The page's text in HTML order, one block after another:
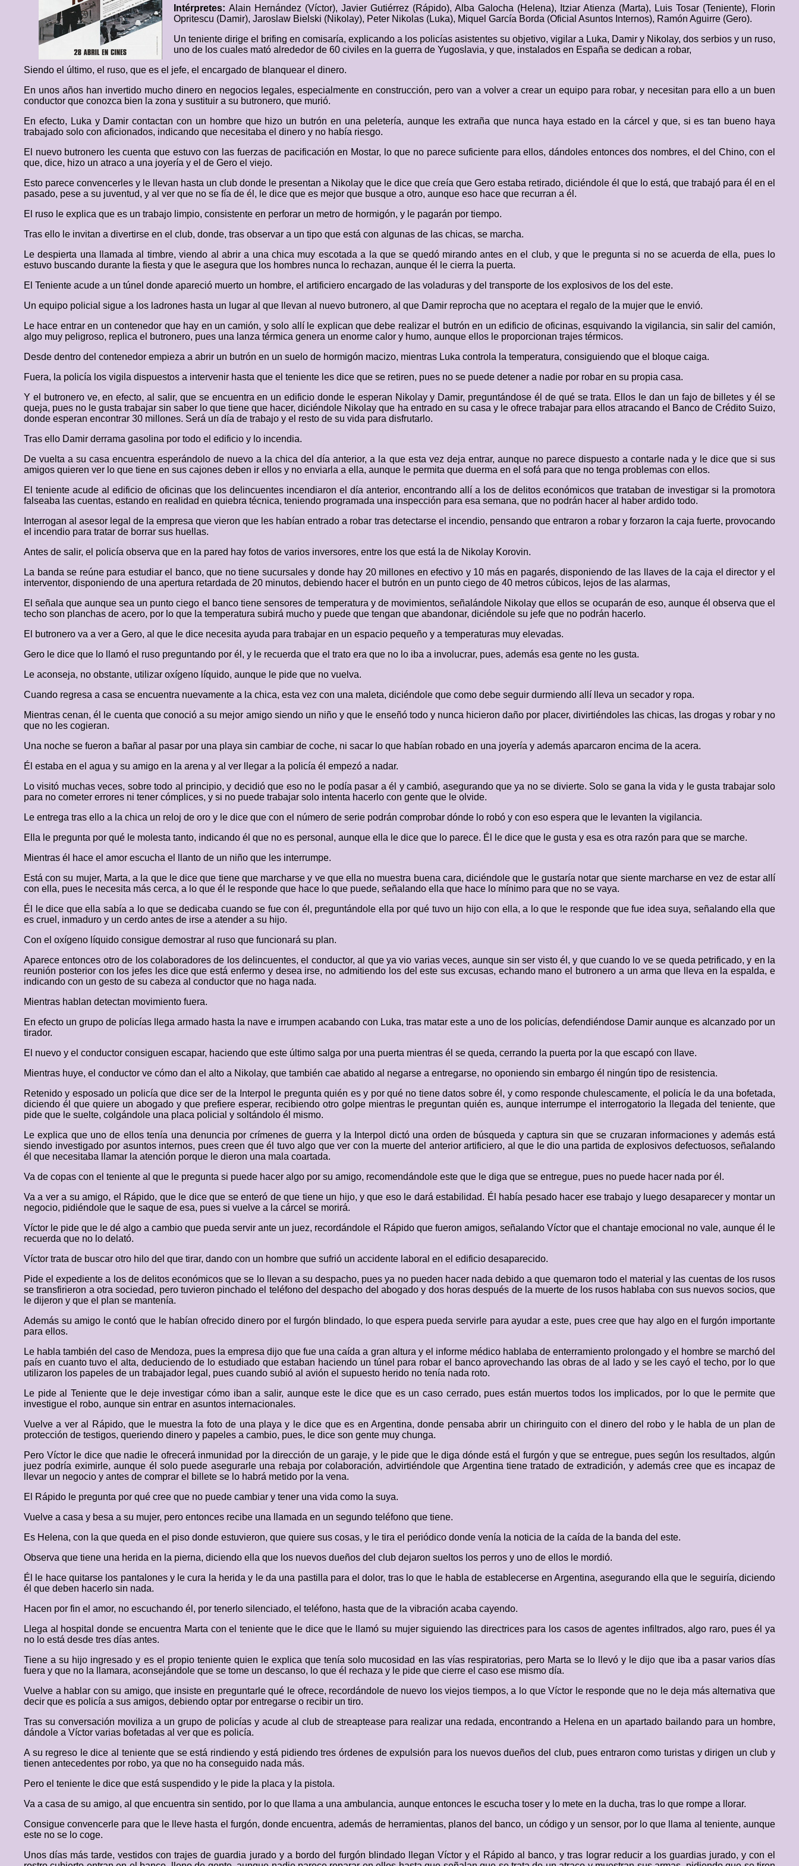
Intérpretes: Alain Hernández (Víctor), Javier Gutiérrez (Rápido), Alba Galocha (Helena), Itziar Atienza (Marta), Luis Tosar (Teniente), Florin
Opritescu (Damir), Jaroslaw Bielski (Nikolay), Peter Nikolas (Luka), Miquel García Borda (Oficial Asuntos Internos), Ramón Aguirre (Gero).
Un teniente dirige el brifing en comisaría, explicando a los policías asistentes su objetivo, vigilar a Luka, Damir y Nikolay, dos serbios y un ruso,
uno de los cuales mató alrededor de 60 civiles en la guerra de Yugoslavia, y que, instalados en España se dedican a robar,
Siendo el último, el ruso, que es el jefe, el encargado de blanquear el dinero.
En unos años han invertido mucho dinero en negocios legales, especialmente en construcción, pero van a volver a crear un equipo para robar, y necesitan para ello a un buen
conductor que conozca bien la zona y sustituir a su butronero, que murió.
En efecto, Luka y Damir contactan con un hombre que hizo un butrón en una peletería, aunque les extraña que nunca haya estado en la cárcel y que, si es tan bueno haya
trabajado solo con aficionados, indicando que necesitaba el dinero y no había riesgo.
El nuevo butronero les cuenta que estuvo con las fuerzas de pacificación en Mostar, lo que no parece suficiente para ellos, dándoles entonces dos nombres, el del Chino, con el
que, dice, hizo un atraco a una joyería y el de Gero el viejo.
Esto parece convencerles y le llevan hasta un club donde le presentan a Nikolay que le dice que creía que Gero estaba retirado, diciéndole él que lo está, que trabajó para él en el
pasado, pese a su juventud, y al ver que no se fía de él, le dice que es mejor que busque a otro, aunque eso hace que recurran a él.
El ruso le explica que es un trabajo limpio, consistente en perforar un metro de hormigón, y le pagarán por tiempo.
Tras ello le invitan a divertirse en el club, donde, tras observar a un tipo que está con algunas de las chicas, se marcha.
Le despierta una llamada al timbre, viendo al abrir a una chica muy escotada a la que se quedó mirando antes en el club, y que le pregunta si no se acuerda de ella, pues lo
estuvo buscando durante la fiesta y que le asegura que los hombres nunca lo rechazan, aunque él le cierra la puerta.
El Teniente acude a un túnel donde apareció muerto un hombre, el artificiero encargado de las voladuras y del transporte de los explosivos de los del este.
Un equipo policial sigue a los ladrones hasta un lugar al que llevan al nuevo butronero, al que Damir reprocha que no aceptara el regalo de la mujer que le envió.
Le hace entrar en un contenedor que hay en un camión, y solo allí le explican que debe realizar el butrón en un edificio de oficinas, esquivando la vigilancia, sin salir del camión,
algo muy peligroso, replica el butronero, pues una lanza térmica genera un enorme calor y humo, aunque ellos le proporcionan trajes térmicos.
Desde dentro del contenedor empieza a abrir un butrón en un suelo de hormigón macizo, mientras Luka controla la temperatura, consiguiendo que el bloque caiga.
Fuera, la policía los vigila dispuestos a intervenir hasta que el teniente les dice que se retiren, pues no se puede detener a nadie por robar en su propia casa.
Y el butronero ve, en efecto, al salir, que se encuentra en un edificio donde le esperan Nikolay y Damir, preguntándose él de qué se trata. Ellos le dan un fajo de billetes y él se
queja, pues no le gusta trabajar sin saber lo que tiene que hacer, diciéndole Nikolay que ha entrado en su casa y le ofrece trabajar para ellos atracando el Banco de Crédito Suizo,
donde esperan encontrar 30 millones. Será un día de trabajo y el resto de su vida para disfrutarlo.
Tras ello Damir derrama gasolina por todo el edificio y lo incendia.
De vuelta a su casa encuentra esperándolo de nuevo a la chica del día anterior, a la que esta vez deja entrar, aunque no parece dispuesto a contarle nada y le dice que si sus
amigos quieren ver lo que tiene en sus cajones deben ir ellos y no enviarla a ella, aunque le permita que duerma en el sofá para que no tenga problemas con ellos.
El teniente acude al edificio de oficinas que los delincuentes incendiaron el día anterior, encontrando allí a los de delitos económicos que trataban de investigar si la promotora
falseaba las cuentas, estando en realidad en quiebra técnica, teniendo programada una inspección para esa semana, que no podrán hacer al haber ardido todo.
Interrogan al asesor legal de la empresa que vieron que les habían entrado a robar tras detectarse el incendio, pensando que entraron a robar y forzaron la caja fuerte, provocando
el incendio para tratar de borrar sus huellas.
Antes de salir, el policía observa que en la pared hay fotos de varios inversores, entre los que está la de Nikolay Korovin.
La banda se reúne para estudiar el banco, que no tiene sucursales y donde hay 20 millones en efectivo y 10 más en pagarés, disponiendo de las llaves de la caja el director y el
interventor, disponiendo de una apertura retardada de 20 minutos, debiendo hacer el butrón en un punto ciego de 40 metros cúbicos, lejos de las alarmas,
El señala que aunque sea un punto ciego el banco tiene sensores de temperatura y de movimientos, señalándole Nikolay que ellos se ocuparán de eso, aunque él observa que el
techo son planchas de acero, por lo que la temperatura subirá mucho y puede que tengan que abandonar, diciéndole su jefe que no podrán hacerlo.
El butronero va a ver a Gero, al que le dice necesita ayuda para trabajar en un espacio pequeño y a temperaturas muy elevadas.
Gero le dice que lo llamó el ruso preguntando por él, y le recuerda que el trato era que no lo iba a involucrar, pues, además esa gente no les gusta.
Le aconseja, no obstante, utilizar oxígeno líquido, aunque le pide que no vuelva.
Cuando regresa a casa se encuentra nuevamente a la chica, esta vez con una maleta, diciéndole que como debe seguir durmiendo allí lleva un secador y ropa.
Mientras cenan, él le cuenta que conoció a su mejor amigo siendo un niño y que le enseñó todo y nunca hicieron daño por placer, divirtiéndoles las chicas, las drogas y robar y no
que no les cogieran.
Una noche se fueron a bañar al pasar por una playa sin cambiar de coche, ni sacar lo que habían robado en una joyería y además aparcaron encima de la acera.
Él estaba en el agua y su amigo en la arena y al ver llegar a la policía él empezó a nadar.
Lo visitó muchas veces, sobre todo al principio, y decidió que eso no le podía pasar a él y cambió, asegurando que ya no se divierte. Solo se gana la vida y le gusta trabajar solo
para no cometer errores ni tener cómplices, y si no puede trabajar solo intenta hacerlo con gente que le olvide.
Le entrega tras ello a la chica un reloj de oro y le dice que con el número de serie podrán comprobar dónde lo robó y con eso espera que le levanten la vigilancia.
Ella le pregunta por qué le molesta tanto, indicando él que no es personal, aunque ella le dice que lo parece. Él le dice que le gusta y esa es otra razón para que se marche.
Mientras él hace el amor escucha el llanto de un niño que les interrumpe.
Está con su mujer, Marta, a la que le dice que tiene que marcharse y ve que ella no muestra buena cara, diciéndole que le gustaría notar que siente marcharse en vez de estar allí
con ella, pues le necesita más cerca, a lo que él le responde que hace lo que puede, señalando ella que hace lo mínimo para que no se vaya.
Él le dice que ella sabía a lo que se dedicaba cuando se fue con él, preguntándole ella por qué tuvo un hijo con ella, a lo que le responde que fue idea suya, señalando ella que
es cruel, inmaduro y un cerdo antes de irse a atender a su hijo.
Con el oxígeno líquido consigue demostrar al ruso que funcionará su plan.
Aparece entonces otro de los colaboradores de los delincuentes, el conductor, al que ya vio varias veces, aunque sin ser visto él, y que cuando lo ve se queda petrificado, y en la
reunión posterior con los jefes les dice que está enfermo y desea irse, no admitiendo los del este sus excusas, echando mano el butronero a un arma que lleva en la espalda, e
indicando con un gesto de su cabeza al conductor que no haga nada.
Mientras hablan detectan movimiento fuera.
En efecto un grupo de policías llega armado hasta la nave e irrumpen acabando con Luka, tras matar este a uno de los policías, defendiéndose Damir aunque es alcanzado por un
tirador.
El nuevo y el conductor consiguen escapar, haciendo que este último salga por una puerta mientras él se queda, cerrando la puerta por la que escapó con llave.
Mientras huye, el conductor ve cómo dan el alto a Nikolay, que también cae abatido al negarse a entregarse, no oponiendo sin embargo él ningún tipo de resistencia.
Retenido y esposado un policía que dice ser de la Interpol le pregunta quién es y por qué no tiene datos sobre él, y como responde chulescamente, el policía le da una bofetada,
diciendo él que quiere un abogado y que prefiere esperar, recibiendo otro golpe mientras le preguntan quién es, aunque interrumpe el interrogatorio la llegada del teniente, que
pide que le suelte, colgándole una placa policial y soltándolo él mismo.
Le explica que uno de ellos tenía una denuncia por crímenes de guerra y la Interpol dictó una orden de búsqueda y captura sin que se cruzaran informaciones y además está
siendo investigado por asuntos internos, pues creen que él tuvo algo que ver con la muerte del anterior artificiero, al que le dio una partida de explosivos defectuosos, señalando
él que necesitaba llamar la atención porque le dieron una mala coartada.
Va de copas con el teniente al que le pregunta si puede hacer algo por su amigo, recomendándole este que le diga que se entregue, pues no puede hacer nada por él.
Va a ver a su amigo, el Rápido, que le dice que se enteró de que tiene un hijo, y que eso le dará estabilidad. Él había pesado hacer ese trabajo y luego desaparecer y montar un
negocio, pidiéndole que le saque de esa, pues si vuelve a la cárcel se morirá.
Víctor le pide que le dé algo a cambio que pueda servir ante un juez, recordándole el Rápido que fueron amigos, señalando Víctor que el chantaje emocional no vale, aunque él le
recuerda que no lo delató.
Víctor trata de buscar otro hilo del que tirar, dando con un hombre que sufrió un accidente laboral en el edificio desaparecido.
Pide el expediente a los de delitos económicos que se lo llevan a su despacho, pues ya no pueden hacer nada debido a que quemaron todo el material y las cuentas de los rusos
se transfirieron a otra sociedad, pero tuvieron pinchado el teléfono del despacho del abogado y dos horas después de la muerte de los rusos hablaba con sus nuevos socios, que
le dijeron y que el plan se mantenía.
Además su amigo le contó que le habían ofrecido dinero por el furgón blindado, lo que espera pueda servirle para ayudar a este, pues cree que hay algo en el furgón importante
para ellos.
Le habla también del caso de Mendoza, pues la empresa dijo que fue una caída a gran altura y el informe médico hablaba de enterramiento prolongado y el hombre se marchó del
país en cuanto tuvo el alta, deduciendo de lo estudiado que estaban haciendo un túnel para robar el banco aprovechando las obras de al lado y se les cayó el techo, por lo que
utilizaron los papeles de un trabajador legal, pues cuando subió al avión el supuesto herido no tenía nada roto.
Le pide al Teniente que le deje investigar cómo iban a salir, aunque este le dice que es un caso cerrado, pues están muertos todos los implicados, por lo que le permite que
investigue el robo, aunque sin entrar en asuntos internacionales.
Vuelve a ver al Rápido, que le muestra la foto de una playa y le dice que es en Argentina, donde pensaba abrir un chiringuito con el dinero del robo y le habla de un plan de
protección de testigos, queriendo dinero y papeles a cambio, pues, le dice son gente muy chunga.
Pero Víctor le dice que nadie le ofrecerá inmunidad por la dirección de un garaje, y le pide que le diga dónde está el furgón y que se entregue, pues según los resultados, algún
juez podría eximirle, aunque él solo puede asegurarle una rebaja por colaboración, advirtiéndole que Argentina tiene tratado de extradición, y además cree que es incapaz de
llevar un negocio y antes de comprar el billete se lo habrá metido por la vena.
El Rápido le pregunta por qué cree que no puede cambiar y tener una vida como la suya.
Vuelve a casa y besa a su mujer, pero entonces recibe una llamada en un segundo teléfono que tiene.
Es Helena, con la que queda en el piso donde estuvieron, que quiere sus cosas, y le tira el periódico donde venía la noticia de la caída de la banda del este.
Observa que tiene una herida en la pierna, diciendo ella que los nuevos dueños del club dejaron sueltos los perros y uno de ellos le mordió.
Él le hace quitarse los pantalones y le cura la herida y le da una pastilla para el dolor, tras lo que le habla de establecerse en Argentina, asegurando ella que le seguiría, diciendo
él que deben hacerlo sin nada.
Hacen por fin el amor, no escuchando él, por tenerlo silenciado, el teléfono, hasta que de la vibración acaba cayendo.
Llega al hospital donde se encuentra Marta con el teniente que le dice que le llamó su mujer siguiendo las directrices para los casos de agentes infiltrados, algo raro, pues él ya
no lo está desde tres días antes.
Tiene a su hijo ingresado y es el propio teniente quien le explica que tenía solo mucosidad en las vías respiratorias, pero Marta se lo llevó y le dijo que iba a pasar varios días
fuera y que no la llamara, aconsejándole que se tome un descanso, lo que él rechaza y le pide que cierre el caso ese mismo día.
Vuelve a hablar con su amigo, que insiste en preguntarle qué le ofrece, recordándole de nuevo los viejos tiempos, a lo que Víctor le responde que no le deja más alternativa que
decir que es policía a sus amigos, debiendo optar por entregarse o recibir un tiro.
Tras su conversación moviliza a un grupo de policías y acude al club de streaptease para realizar una redada, encontrando a Helena en un apartado bailando para un hombre,
dándole a Víctor varias bofetadas al ver que es policía.
A su regreso le dice al teniente que se está rindiendo y está pidiendo tres órdenes de expulsión para los nuevos dueños del club, pues entraron como turistas y dirigen un club y
tienen antecedentes por robo, ya que no ha conseguido nada más.
Pero el teniente le dice que está suspendido y le pide la placa y la pistola.
Va a casa de su amigo, al que encuentra sin sentido, por lo que llama a una ambulancia, aunque entonces le escucha toser y lo mete en la ducha, tras lo que rompe a llorar.
Consigue convencerle para que le lleve hasta el furgón, donde encuentra, además de herramientas, planos del banco, un código y un sensor, por lo que llama al teniente, aunque
este no se lo coge.
Unos días más tarde, vestidos con trajes de guardia jurado y a bordo del furgón blindado llegan Víctor y el Rápido al banco, y tras lograr reducir a los guardias jurado, y con el